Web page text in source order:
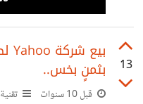
13 بثمنٍ بخس..
قبل 10 سنوات تقنية